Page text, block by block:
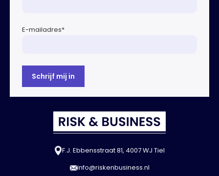
E-mailadres*
F.J. Ebbensstraat 81, 4007 WJ Tiel
info@riskenbusiness.nl